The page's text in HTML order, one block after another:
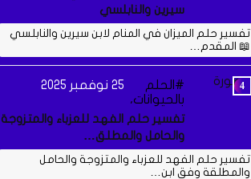
سيرين والنابلسي
تفسير حلم الميزان في المنام لابن سيرين والنابلسي
📖 المقدم…
الحلم
بالحيوانات،
25 نوفمبر 2025
تفسير حلم الفهد للعزباء والمتزوجة
والحامل والمطلق…
تفسير حلم الفهد للعزباء والمتزوجة والحامل
والمطلقة وفق ابن…